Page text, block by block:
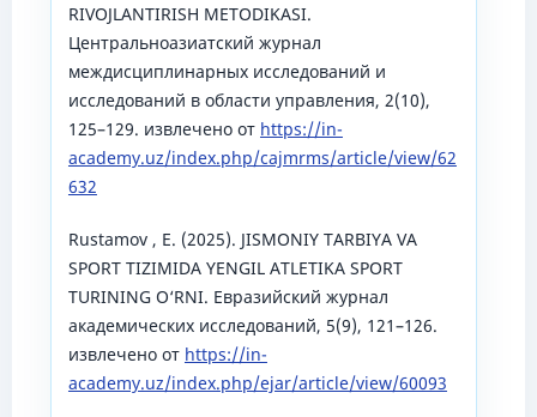
RIVOJLANTIRISH METODIKASI.
Центральноазиатский журнал
междисциплинарных исследований и
исследований в области управления, 2(10),
125–129. извлечено от https://in-
academy.uz/index.php/cajmrms/article/view/62
632
Rustamov , E. (2025). JISMONIY TARBIYA VA
SPORT TIZIMIDA YENGIL ATLETIKA SPORT
TURINING O‘RNI. Евразийский журнал
академических исследований, 5(9), 121–126.
извлечено от https://in-
academy.uz/index.php/ejar/article/view/60093